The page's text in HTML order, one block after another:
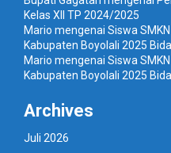
Kelas XII TP 2024/2025
Mario mengenai Siswa
Kabupaten Boyolali 2025
Mario mengenai Siswa
Kabupaten Boyolali 2025
Archives
Juli 2026